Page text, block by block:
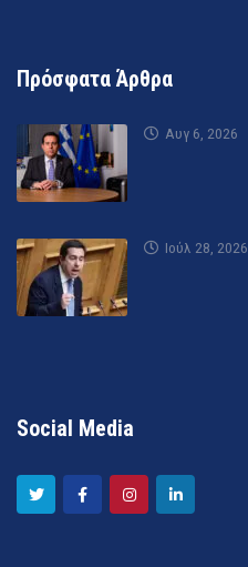
Πρόσφατα Άρθρα
Αυγ 6, 2026
Ιούλ 28, 2026
Social Media